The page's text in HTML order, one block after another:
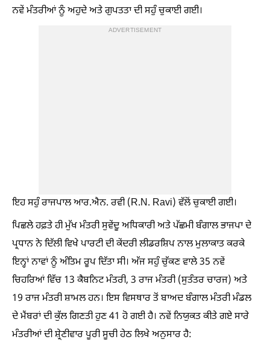
ਨਵੇਂ ਮੰਤਰੀਆਂ ਨੂੰ ਅਹੁਦੇ ਅਤੇ ਗੁਪਤਤਾ ਦੀ ਸਹੁੰ ਚੁਕਾਈ ਗਈ।
ADVERTISEMENT
ਇਹ ਸਹੁੰ ਰਾਜਪਾਲ ਆਰ.ਐਨ. ਰਵੀ (R.N. Ravi) ਵੱਲੋਂ ਚੁਕਾਈ ਗਈ।
ਪਿਛਲੇ ਹਫ਼ਤੇ ਹੀ ਮੁੱਖ ਮੰਤਰੀ ਸੁਵੇਂਦੂ ਅਧਿਕਾਰੀ ਅਤੇ ਪੱਛਮੀ ਬੰਗਾਲ ਭਾਜਪਾ ਦੇ
ਪ੍ਰਧਾਨ ਨੇ ਦਿੱਲੀ ਵਿਖੇ ਪਾਰਟੀ ਦੀ ਕੇਂਦਰੀ ਲੀਡਰਸ਼ਿਪ ਨਾਲ ਮੁਲਾਕਾਤ ਕਰਕੇ
ਇਨ੍ਹਾਂ ਨਾਵਾਂ ਨੂੰ ਅੰਤਿਮ ਰੂਪ ਦਿੱਤਾ ਸੀ। ਅੱਜ ਸਹੁੰ ਚੁੱਕਣ ਵਾਲੇ 35 ਨਵੇਂ
ਚਿਹਰਿਆਂ ਵਿੱਚ 13 ਕੈਬਨਿਟ ਮੰਤਰੀ, 3 ਰਾਜ ਮੰਤਰੀ (ਸੁਤੰਤਰ ਚਾਰਜ) ਅਤੇ
19 ਰਾਜ ਮੰਤਰੀ ਸ਼ਾਮਲ ਹਨ। ਇਸ ਵਿਸਥਾਰ ਤੋਂ ਬਾਅਦ ਬੰਗਾਲ ਮੰਤਰੀ ਮੰਡਲ
ਦੇ ਮੈਂਬਰਾਂ ਦੀ ਕੁੱਲ ਗਿਣਤੀ ਹੁਣ 41 ਹੋ ਗਈ ਹੈ। ਨਵੇਂ ਨਿਯੁਕਤ ਕੀਤੇ ਗਏ ਸਾਰੇ
ਮੰਤਰੀਆਂ ਦੀ ਸ਼੍ਰੇਣੀਵਾਰ ਪੂਰੀ ਸੂਚੀ ਹੇਠ ਲਿਖੇ ਅਨੁਸਾਰ ਹੈ: